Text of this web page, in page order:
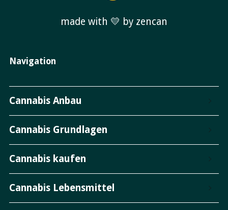
made with 💛 by zencan
Navigation
Cannabis Anbau
Cannabis Grundlagen
Cannabis kaufen
Cannabis Lebensmittel